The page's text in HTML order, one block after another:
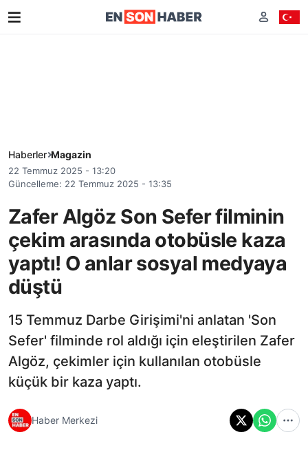
Haberler Magazin
22 Temmuz 2025 - 13:20
Güncelleme: 22 Temmuz 2025 - 13:35
Zafer Algöz Son Sefer filminin
çekim arasında otobüsle kaza
yaptı! O anlar sosyal medyaya
düştü
15 Temmuz Darbe Girişimi'ni anlatan 'Son
Sefer' filminde rol aldığı için eleştirilen Zafer
Algöz, çekimler için kullanılan otobüsle
küçük bir kaza yaptı.
Haber Merkezi